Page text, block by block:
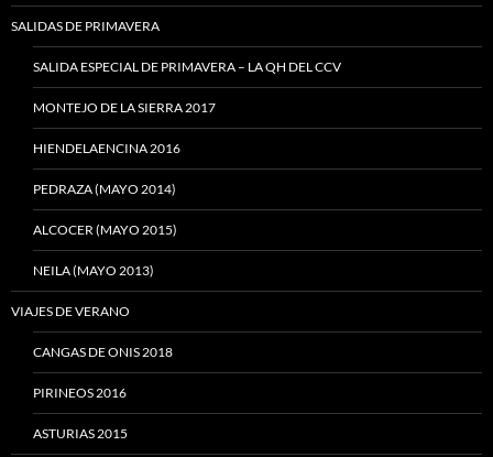
SALIDAS DE PRIMAVERA
SALIDA ESPECIAL DE PRIMAVERA – LA QH DEL CCV
MONTEJO DE LA SIERRA 2017
HIENDELAENCINA 2016
PEDRAZA (MAYO 2014)
ALCOCER (MAYO 2015)
NEILA (MAYO 2013)
VIAJES DE VERANO
CANGAS DE ONIS 2018
PIRINEOS 2016
ASTURIAS 2015